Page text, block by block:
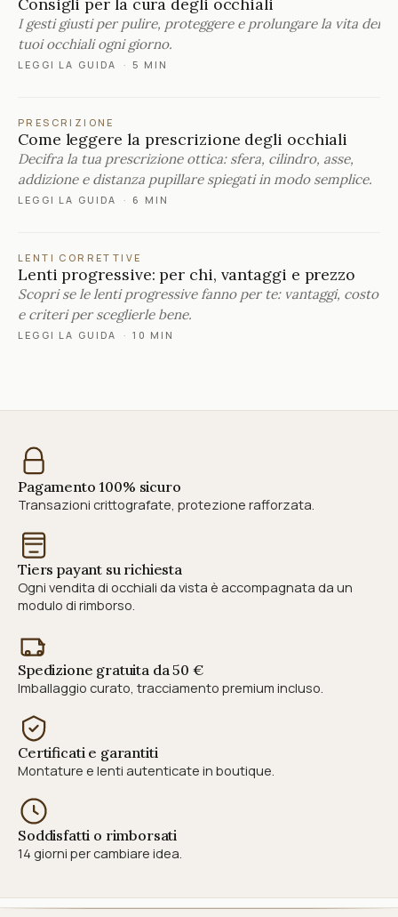
I gesti giusti per pulire, proteggere e prolungare la vita dei
tuoi occhiali ogni giorno.
LEGGI LA GUIDA · 5 MIN
PRESCRIZIONE
Come leggere la prescrizione degli occhiali
Decifra la tua prescrizione ottica: sfera, cilindro, asse,
addizione e distanza pupillare spiegati in modo semplice.
LEGGI LA GUIDA · 6 MIN
LENTI CORRETTIVE
Lenti progressive: per chi, vantaggi e prezzo
Scopri se le lenti progressive fanno per te: vantaggi, costo
e criteri per sceglierle bene.
LEGGI LA GUIDA · 10 MIN
Pagamento 100% sicuro
Transazioni crittografate, protezione rafforzata.
Tiers payant su richiesta
Ogni vendita di occhiali da vista è accompagnata da un
modulo di rimborso.
Spedizione gratuita da 50 €
Imballaggio curato, tracciamento premium incluso.
Certificati e garantiti
Montature e lenti autenticate in boutique.
Soddisfatti o rimborsati
14 giorni per cambiare idea.